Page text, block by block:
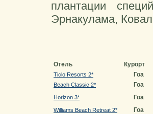
плантации
Эрнакулама,
Отель Курорт
Ticlo Resorts 2* Гоа
Beach Classic 2* Гоа
Horizon 3* Гоа
Williams Beach Retreat 2* Гоа